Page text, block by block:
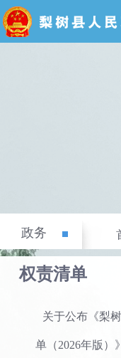
政务
权责清单
关于公布《梨
单（2026年版）